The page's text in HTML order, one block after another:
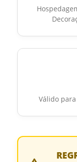
Válido